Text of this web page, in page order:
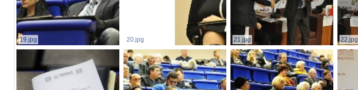
19.jpg 20.jpg 21.jpg 22.jpg